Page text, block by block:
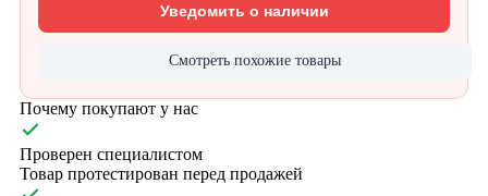
Уведомить о наличии
Смотреть похожие товары
Почему покупают у нас
Проверен специалистом
Товар протестирован перед продажей